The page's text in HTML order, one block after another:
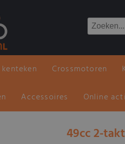
Crossmotoren
Accessoires Online
49cc 2-